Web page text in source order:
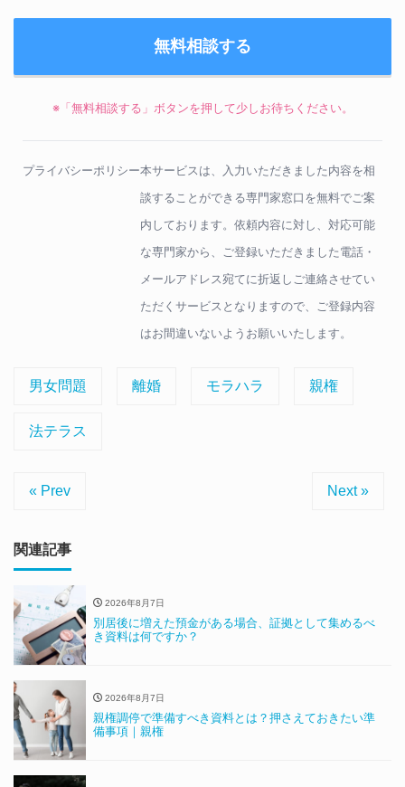
※「無料相談する」ボタンを押して少しお待ちください。
プライバシーポリシー本サービスは、入力いただきました内容を相
談することができる専門家窓口を無料でご案
内しております。依頼内容に対し、対応可能
な専門家から、ご登録いただきました電話・
メールアドレス宛てに折返しご連絡させてい
ただくサービスとなりますので、ご登録内容
はお間違いないようお願いいたします。
男女問題 離婚 モラハラ 親権
法テラス
« Prev Next »
関連記事
2026年8月7日
別居後に増えた預金がある場合、証拠として集めるべ
き資料は何ですか？
2026年8月7日
親権調停で準備すべき資料とは？押さえておきたい準
備事項｜親権